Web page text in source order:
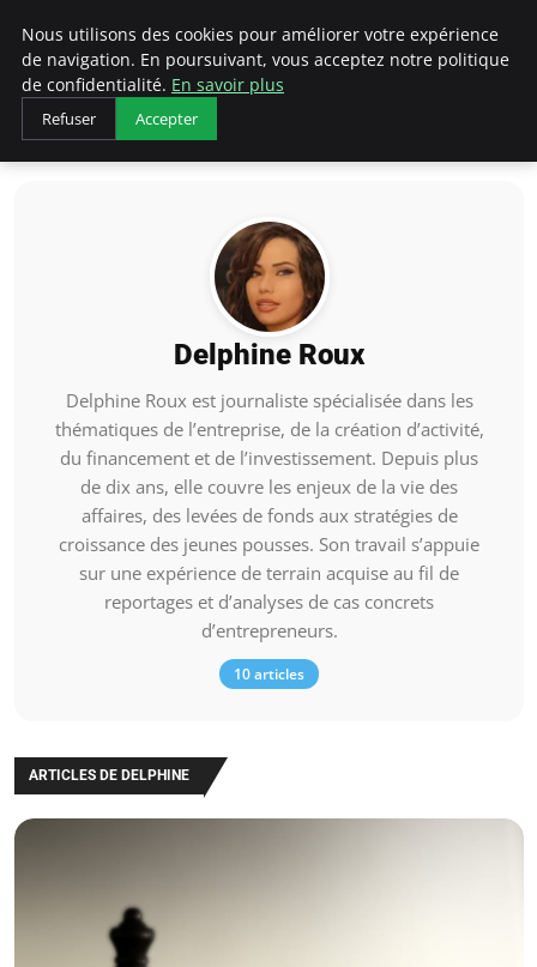
LECFCM
Accueil Delphine Roux
Delphine Roux
Delphine Roux est journaliste spécialisée dans les
thématiques de l’entreprise, de la création d’activité,
du financement et de l’investissement. Depuis plus
de dix ans, elle couvre les enjeux de la vie des
affaires, des levées de fonds aux stratégies de
croissance des jeunes pousses. Son travail s’appuie
sur une expérience de terrain acquise au fil de
reportages et d’analyses de cas concrets
d’entrepreneurs.
10 articles
ARTICLES DE DELPHINE
Nous utilisons des cookies pour améliorer votre expérience
de navigation. En poursuivant, vous acceptez notre politique
de confidentialité. En savoir plus
Refuser Accepter